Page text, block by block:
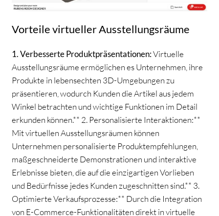
Vorteile virtueller Ausstellungsräume
1. Verbesserte Produktpräsentationen:Virtuelle
Ausstellungsräume ermöglichen es Unternehmen, ihre
Produkte in lebensechten 3D-Umgebungen zu
präsentieren, wodurch Kunden die Artikel aus jedem
Winkel betrachten und wichtige Funktionen im Detail
erkunden können.** 2. Personalisierte Interaktionen:**
Mit virtuellen Ausstellungsräumen können
Unternehmen personalisierte Produktempfehlungen,
maßgeschneiderte Demonstrationen und interaktive
Erlebnisse bieten, die auf die einzigartigen Vorlieben
und Bedürfnisse jedes Kunden zugeschnitten sind.** 3.
Optimierte Verkaufsprozesse:** Durch die Integration
von E-Commerce-Funktionalitäten direkt in virtuelle